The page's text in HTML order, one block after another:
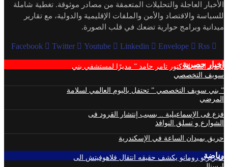
الأخبار العاجلة والتحليلات المتعمقة من مصادر موثوقة. تغطية شاملة
للسياسة والاقتصاد والأمن والملفات الإقليمية والدولية، مع تقارير
ميدانية وبرامج حوارية تضعك في قلب الصورة.
Facebook Twitter Youtube Linkedin Envelope Rss
اخبار حصرية
تجديد الثقة للدكتور تامر حامد ” مديرًا لمستشفي بني
سويف التخصصي
” بني سويف التخصصي ” تحتفل باليوم العالمي لسلامة
المرضي
فزع فى الإسماعيلية .. بسبب إنتشار القرود فى
الشوارع و تسلق النوافذ
حريق بميدان الساعة في الإسكندرية
رياضة
فابريزيو رومانو يكشف حقيقه انتقال فلاهوفيتش الى